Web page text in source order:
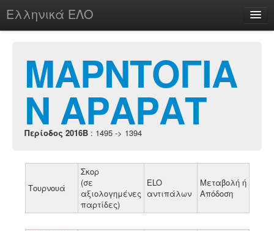
Ελληνικά ΕΛΟ
chesstu.be @ discord
Login
ΜΑΡΝΤΟΓΙΑ
Ν ΑΡΑΡΑΤ
Περίοδος 2016B : 1495 -> 1394
Τουρνουά
Σκορ
(σε
αξιολογημένες
παρτίδες)
ELO
αντιπάλων
Μεταβολή ή
Απόδοση